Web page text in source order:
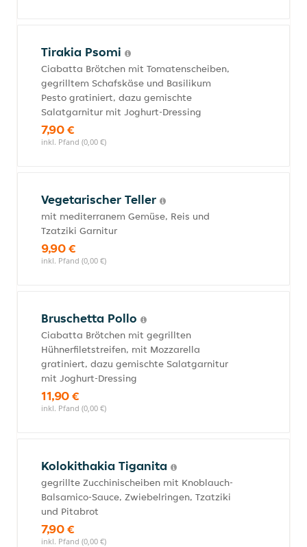
Tirakia Psomi
Ciabatta Brötchen mit Tomatenscheiben,
gegrilltem Schafskäse und Basilikum
Pesto gratiniert, dazu gemischte
Salatgarnitur mit Joghurt-Dressing
7,90 €
inkl. Pfand (0,00 €)
Vegetarischer Teller
mit mediterranem Gemüse, Reis und
Tzatziki Garnitur
9,90 €
inkl. Pfand (0,00 €)
Bruschetta Pollo
Ciabatta Brötchen mit gegrillten
Hühnerfiletstreifen, mit Mozzarella
gratiniert, dazu gemischte Salatgarnitur
mit Joghurt-Dressing
11,90 €
inkl. Pfand (0,00 €)
Kolokithakia Tiganita
gegrillte Zucchinischeiben mit Knoblauch-
Balsamico-Sauce, Zwiebelringen, Tzatziki
und Pitabrot
7,90 €
inkl. Pfand (0,00 €)